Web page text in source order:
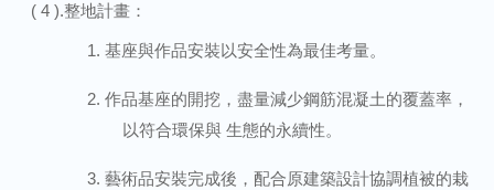
( 4 ).整地計畫：
1. 基座與作品安裝以安全性為最佳考量。
2. 作品基座的開挖，盡量減少鋼筋混凝土的覆蓋率，
以符合環保與 生態的永續性。
3. 藝術品安裝完成後，配合原建築設計協調植被的栽